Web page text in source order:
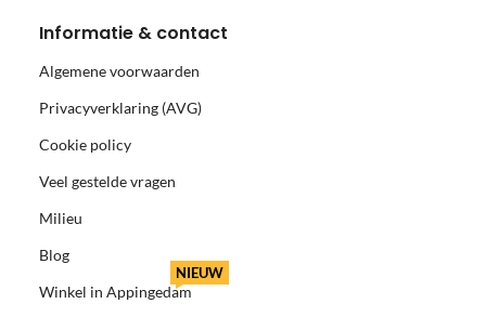
Informatie & contact
Algemene voorwaarden
Privacyverklaring (AVG)
Cookie policy
Veel gestelde vragen
Milieu
Blog
Winkel in Appingedam
NIEUW